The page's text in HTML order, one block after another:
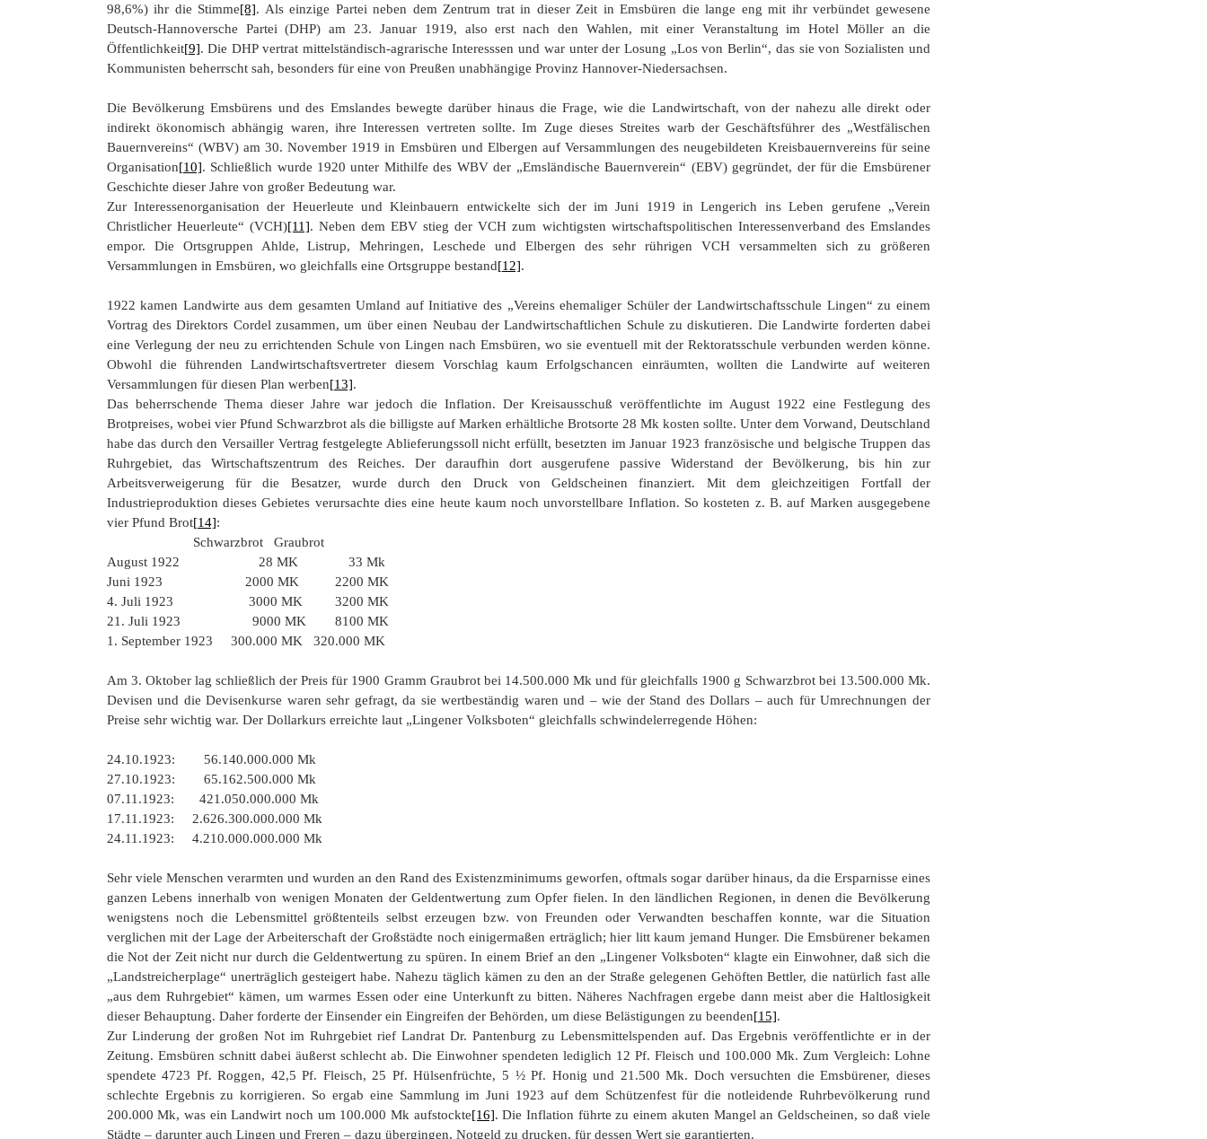
98,6%) ihr die Stimme[8]. Als einzige Partei neben dem Zentrum trat in dieser Zeit in Emsbüren die lange eng mit ihr verbündet gewesene
Deutsch-Hannoversche Partei (DHP) am 23. Januar 1919, also erst nach den Wahlen, mit einer Veranstaltung im Hotel Möller an die
Öffentlichkeit[9]. Die DHP vertrat mittelständisch-agrarische Interesssen und war unter der Losung „Los von Berlin“, das sie von Sozialisten und
Kommunisten beherrscht sah, besonders für eine von Preußen unabhängige Provinz Hannover-Niedersachsen.
Die Bevölkerung Emsbürens und des Emslandes bewegte darüber hinaus die Frage, wie die Landwirtschaft, von der nahezu alle direkt oder
indirekt ökonomisch abhängig waren, ihre Interessen vertreten sollte. Im Zuge dieses Streites warb der Geschäftsführer des „Westfälischen
Bauernvereins“ (WBV) am 30. November 1919 in Emsbüren und Elbergen auf Versammlungen des neugebildeten Kreisbauernvereins für seine
Organisation[10]. Schließlich wurde 1920 unter Mithilfe des WBV der „Emsländische Bauernverein“ (EBV) gegründet, der für die Emsbürener
Geschichte dieser Jahre von großer Bedeutung war.
Zur Interessenorganisation der Heuerleute und Kleinbauern entwickelte sich der im Juni 1919 in Lengerich ins Leben gerufene „Verein
Christlicher Heuerleute“ (VCH)[11]. Neben dem EBV stieg der VCH zum wichtigsten wirtschaftspolitischen Interessenverband des Emslandes
empor. Die Ortsgruppen Ahlde, Listrup, Mehringen, Leschede und Elbergen des sehr rührigen VCH versammelten sich zu größeren
Versammlungen in Emsbüren, wo gleichfalls eine Ortsgruppe bestand[12].
1922 kamen Landwirte aus dem gesamten Umland auf Initiative des „Vereins ehemaliger Schüler der Landwirtschaftsschule Lingen“ zu einem
Vortrag des Direktors Cordel zusammen, um über einen Neubau der Landwirtschaftlichen Schule zu diskutieren. Die Landwirte forderten dabei
eine Verlegung der neu zu errichtenden Schule von Lingen nach Emsbüren, wo sie eventuell mit der Rektoratsschule verbunden werden könne.
Obwohl die führenden Landwirtschaftsvertreter diesem Vorschlag kaum Erfolgschancen einräumten, wollten die Landwirte auf weiteren
Versammlungen für diesen Plan werben[13].
Das beherrschende Thema dieser Jahre war jedoch die Inflation. Der Kreisausschuß veröffentlichte im August 1922 eine Festlegung des
Brotpreises, wobei vier Pfund Schwarzbrot als die billigste auf Marken erhältliche Brotsorte 28 Mk kosten sollte. Unter dem Vorwand, Deutschland
habe das durch den Versailler Vertrag festgelegte Ablieferungssoll nicht erfüllt, besetzten im Januar 1923 französische und belgische Truppen das
Ruhrgebiet, das Wirtschaftszentrum des Reiches. Der daraufhin dort ausgerufene passive Widerstand der Bevölkerung, bis hin zur
Arbeitsverweigerung für die Besatzer, wurde durch den Druck von Geldscheinen finanziert. Mit dem gleichzeitigen Fortfall der
Industrieproduktion dieses Gebietes verursachte dies eine heute kaum noch unvorstellbare Inflation. So kosteten z. B. auf Marken ausgegebene
vier Pfund Brot[14]:
Schwarzbrot Graubrot
August 1922 28 MK 33 Mk
Juni 1923 2000 MK 2200 MK
4. Juli 1923 3000 MK 3200 MK
21. Juli 1923 9000 MK 8100 MK
1. September 1923 300.000 MK 320.000 MK
Am 3. Oktober lag schließlich der Preis für 1900 Gramm Graubrot bei 14.500.000 Mk und für gleichfalls 1900 g Schwarzbrot bei 13.500.000 Mk.
Devisen und die Devisenkurse waren sehr gefragt, da sie wertbeständig waren und – wie der Stand des Dollars – auch für Umrechnungen der
Preise sehr wichtig war. Der Dollarkurs erreichte laut „Lingener Volksboten“ gleichfalls schwindelerregende Höhen:
24.10.1923: 56.140.000.000 Mk
27.10.1923: 65.162.500.000 Mk
07.11.1923: 421.050.000.000 Mk
17.11.1923: 2.626.300.000.000 Mk
24.11.1923: 4.210.000.000.000 Mk
Sehr viele Menschen verarmten und wurden an den Rand des Existenzminimums geworfen, oftmals sogar darüber hinaus, da die Ersparnisse eines
ganzen Lebens innerhalb von wenigen Monaten der Geldentwertung zum Opfer fielen. In den ländlichen Regionen, in denen die Bevölkerung
wenigstens noch die Lebensmittel größtenteils selbst erzeugen bzw. von Freunden oder Verwandten beschaffen konnte, war die Situation
verglichen mit der Lage der Arbeiterschaft der Großstädte noch einigermaßen erträglich; hier litt kaum jemand Hunger. Die Emsbürener bekamen
die Not der Zeit nicht nur durch die Geldentwertung zu spüren. In einem Brief an den „Lingener Volksboten“ klagte ein Einwohner, daß sich die
„Landstreicherplage“ unerträglich gesteigert habe. Nahezu täglich kämen zu den an der Straße gelegenen Gehöften Bettler, die natürlich fast alle
„aus dem Ruhrgebiet“ kämen, um warmes Essen oder eine Unterkunft zu bitten. Näheres Nachfragen ergebe dann meist aber die Haltlosigkeit
dieser Behauptung. Daher forderte der Einsender ein Eingreifen der Behörden, um diese Belästigungen zu beenden[15].
Zur Linderung der großen Not im Ruhrgebiet rief Landrat Dr. Pantenburg zu Lebensmittelspenden auf. Das Ergebnis veröffentlichte er in der
Zeitung. Emsbüren schnitt dabei äußerst schlecht ab. Die Einwohner spendeten lediglich 12 Pf. Fleisch und 100.000 Mk. Zum Vergleich: Lohne
spendete 4723 Pf. Roggen, 42,5 Pf. Fleisch, 25 Pf. Hülsenfrüchte, 5 ½ Pf. Honig und 21.500 Mk. Doch versuchten die Emsbürener, dieses
schlechte Ergebnis zu korrigieren. So ergab eine Sammlung im Juni 1923 auf dem Schützenfest für die notleidende Ruhrbevölkerung rund
200.000 Mk, was ein Landwirt noch um 100.000 Mk aufstockte[16]. Die Inflation führte zu einem akuten Mangel an Geldscheinen, so daß viele
Städte – darunter auch Lingen und Freren – dazu übergingen, Notgeld zu drucken, für dessen Wert sie garantierten.